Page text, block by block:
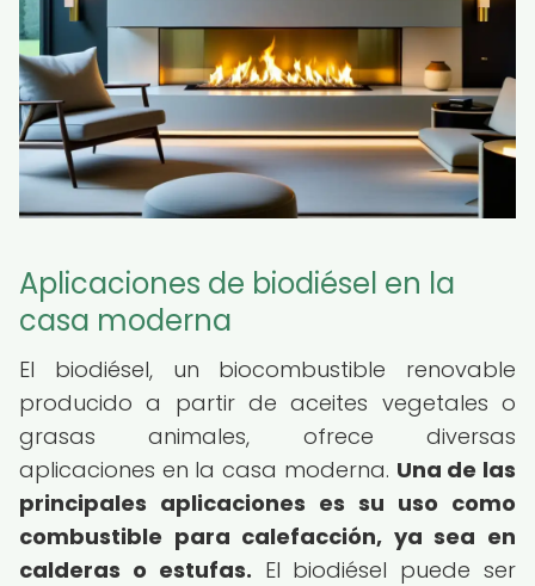
Aplicaciones de biodiésel en la
casa moderna
El biodiésel, un biocombustible renovable
producido a partir de aceites vegetales o
grasas animales, ofrece diversas
aplicaciones en la casa moderna. Una de las
principales aplicaciones es su uso como
combustible para calefacción, ya sea en
calderas o estufas. El biodiésel puede ser